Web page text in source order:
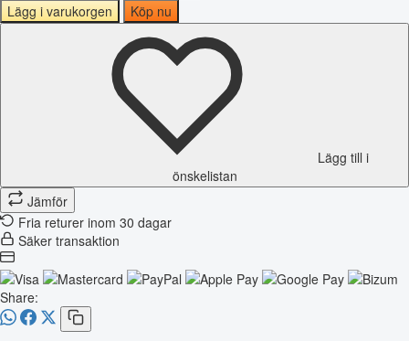
Lägg i varukorgen
Köp nu
Lägg till i
önskelistan
Jämför
Fria returer inom 30 dagar
Säker transaktion
Share: